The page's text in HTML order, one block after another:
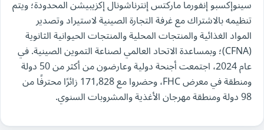
سينوإكسبو إنفورما ماركتس إنترناشونال إكزيبيشن المحدودة؛ ويتم
تنظيمه بالاشتراك مع غرفة التجارة الصينية لاستيراد وتصدير
المواد الغذائية والمنتجات المحلية والمنتجات الحيوانية الثانوية
(CFNA)؛ وبمساعدة الاتحاد العالمي لصناعة التموين الصينية. في
عام 2024، اجتمعت أجنحة دولية وعارضون من أكثر من 50 دولة
ومنطقة في معرض FHC، وحضروا مع 171,828 زائرًا محترفًا من
98 دولة ومنطقة مهرجان الأغذية والمشروبات السنوي.